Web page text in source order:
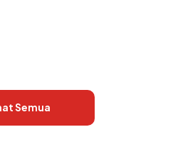
Semua